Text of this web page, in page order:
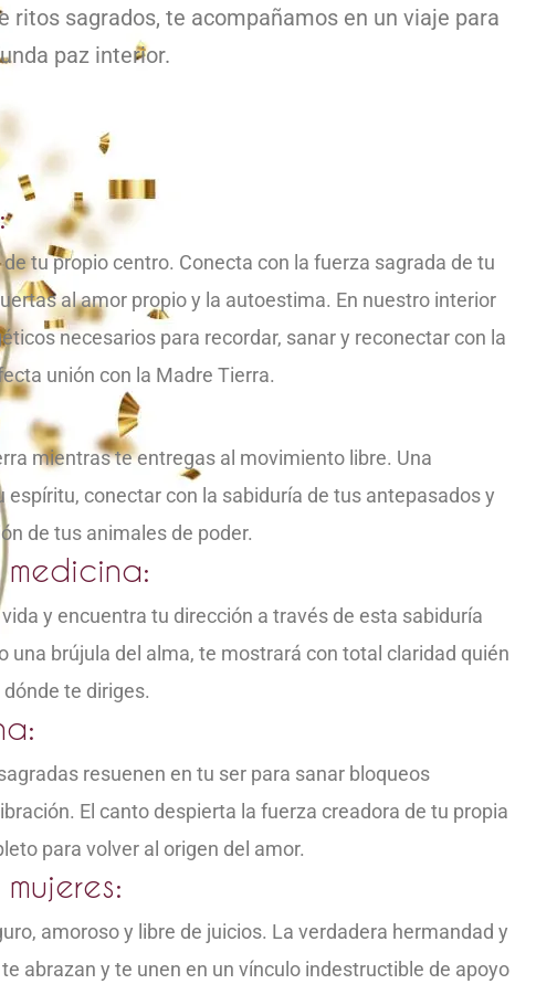
ritos sagrados, te acompañamos en un viaje para
paz interior.
tu propio centro. Conecta con la fuerza sagrada de tu
al amor propio y la autoestima. En nuestro interior
necesarios para recordar, sanar y reconectar con la
unión con la Madre Tierra.
mientras te entregas al movimiento libre. Una
espíritu, conectar con la sabiduría de tus antepasados y
de tus animales de poder.
y encuentra tu dirección a través de esta sabiduría
una brújula del alma, te mostrará con total claridad quién
te diriges.
resuenen en tu ser para sanar bloqueos
El canto despierta la fuerza creadora de tu propia
para volver al origen del amor.
amoroso y libre de juicios. La verdadera hermandad y
abrazan y te unen en un vínculo indestructible de apoyo